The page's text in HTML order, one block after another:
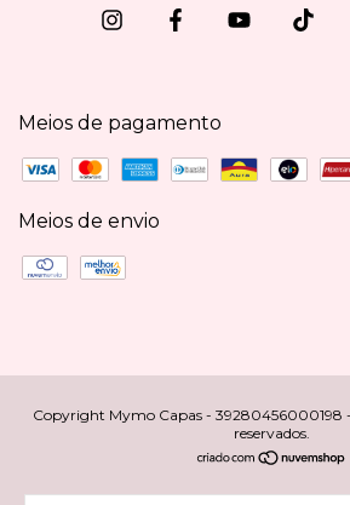
Meios de pagamento
Meios de envio
Copyright Mymo Capas - 39280456000198 -
reservados.